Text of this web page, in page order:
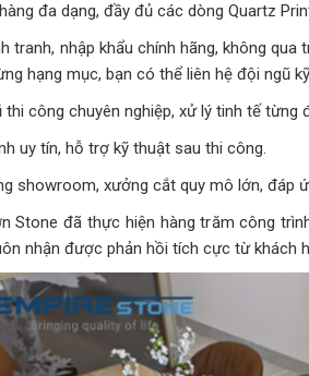
đa dạng, đầy đủ các dòng Quartz
tranh, nhập khẩu chính hãng, không
hạng mục, bạn có thể liên hệ đội ngũ
thi công chuyên nghiệp, xử lý tinh tế từng
uy tín, hỗ trợ kỹ thuật sau thi công.
showroom, xưởng cắt quy mô lớn, đáp
Stone đã thực hiện hàng trăm công
nhận được phản hồi tích cực từ khách